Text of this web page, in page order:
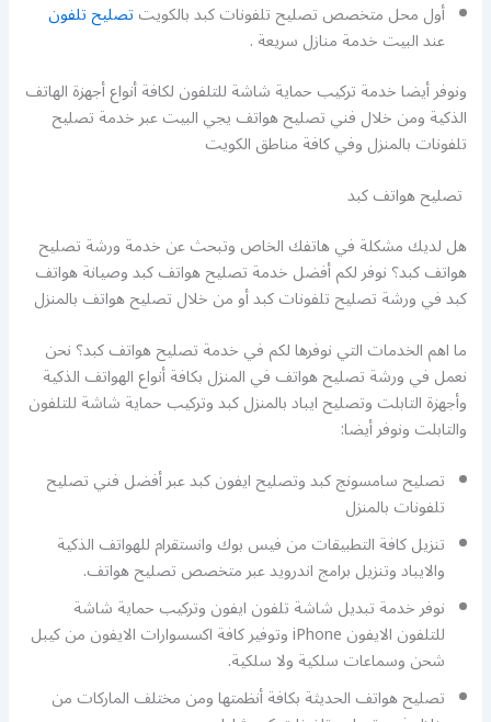
أول محل متخصص تصليح تلفونات كبد بالكويتتصليح تلفون
عند البيت خدمة منازل سريعة .
ونوفر أيضا خدمة تركيب حماية شاشة للتلفون لكافة أنواع أجهزة الهاتف
الذكية ومن خلال فني تصليح هواتف يجي البيت عبر خدمة تصليح
تلفونات بالمنزل وفي كافة مناطق الكويت
تصليح هواتف كبد
هل لديك مشكلة في هاتفك الخاص وتبحث عن خدمة ورشة تصليح
هواتف كبد؟ نوفر لكم أفضل خدمة تصليح هواتف كبد وصيانة هواتف
كبد في ورشة تصليح تلفونات كبد أو من خلال تصليح هواتف بالمنزل
ما اهم الخدمات التي نوفرها لكم في خدمة تصليح هواتف كبد؟ نحن
نعمل في ورشة تصليح هواتف في المنزل بكافة أنواع الهواتف الذكية
وأجهزة التابلت وتصليح ايباد بالمنزل كبد وتركيب حماية شاشة للتلفون
والتابلت ونوفر أيضا:
تصليح سامسونج كبد وتصليح ايفون كبد عبر أفضل فني تصليح
تلفونات بالمنزل
تنزيل كافة التطبيقات من فيس بوك وانستقرام للهواتف الذكية
والايباد وتنزيل برامج اندرويد عبر متخصص تصليح هواتف.
نوفر خدمة تبديل شاشة تلفون ايفون وتركيب حماية شاشة
للتلفون الايفون iPhone وتوفير كافة اكسسوارات الايفون من كيبل
شحن وسماعات سلكية ولا سلكية.
تصليح هواتف الحديثة بكافة أنظمتها ومن مختلف الماركات من